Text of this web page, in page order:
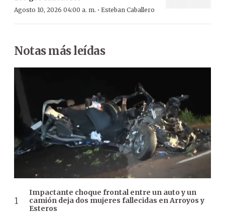
Agosto 10, 2026 04:00 a. m. · Esteban Caballero
Notas más leídas
Impactante choque frontal entre un auto y un
camión deja dos mujeres fallecidas en Arroyos y
Esteros